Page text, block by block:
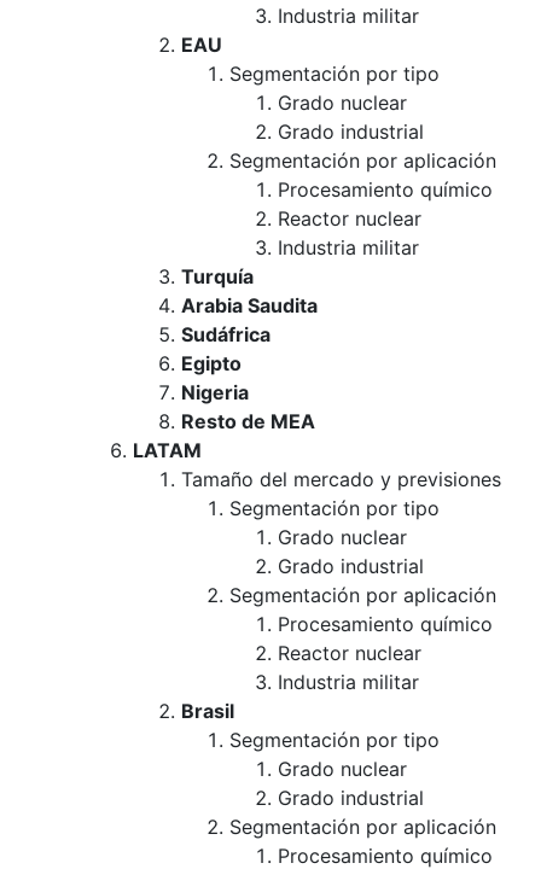
Industria militar
EAU
Segmentación por tipo
Grado nuclear
Grado industrial
Segmentación por aplicación
Procesamiento químico
Reactor nuclear
Industria militar
Turquía
Arabia Saudita
Sudáfrica
Egipto
Nigeria
Resto de MEA
LATAM
Tamaño del mercado y previsiones
Segmentación por tipo
Grado nuclear
Grado industrial
Segmentación por aplicación
Procesamiento químico
Reactor nuclear
Industria militar
Brasil
Segmentación por tipo
Grado nuclear
Grado industrial
Segmentación por aplicación
Procesamiento químico